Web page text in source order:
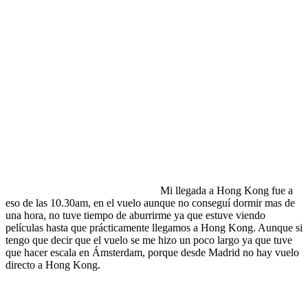
Mi llegada a Hong Kong fue a
eso de las 10.30am, en el vuelo aunque no conseguí dormir mas de
una hora, no tuve tiempo de aburrirme ya que estuve viendo
películas hasta que prácticamente llegamos a Hong Kong. Aunque si
tengo que decir que el vuelo se me hizo un poco largo ya que tuve
que hacer escala en Ámsterdam, porque desde Madrid no hay vuelo
directo a Hong Kong.